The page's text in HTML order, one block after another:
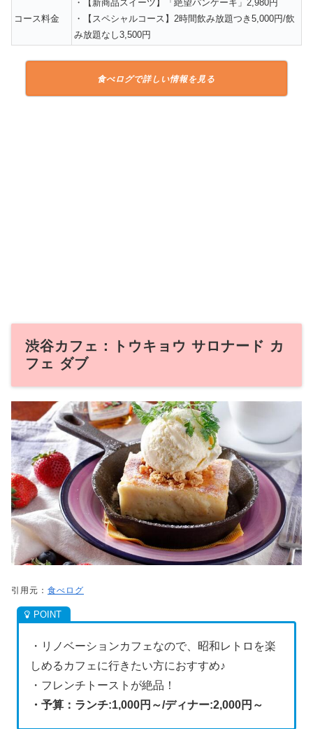
コース料金
・【新商品スイーツ】「絶望パンケーキ」2,980円
・【スペシャルコース】2時間飲み放題つき5,000円/飲
み放題なし3,500円
食べログで詳しい情報を見る
渋谷カフェ：トウキョウ サロナード カ
フェ ダブ
引用元： 食べログ
・リノベーションカフェなので、昭和レトロを楽
しめるカフェに行きたい方におすすめ♪
・フレンチトーストが絶品！
・予算：ランチ:1,000円～/ディナー:2,000円～